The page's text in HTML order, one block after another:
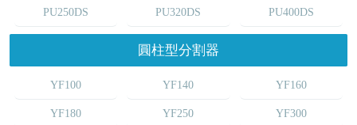
PU250DS PU320DS PU400DS
圓柱型分割器
YF100 YF140 YF160
YF180 YF250 YF300